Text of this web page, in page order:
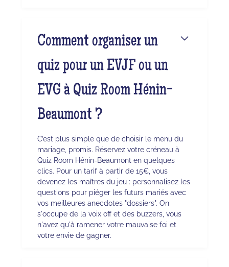
Comment organiser un
quiz pour un EVJF ou un
EVG à Quiz Room Hénin-
Beaumont ?
C’est plus simple que de choisir le menu du
mariage, promis. Réservez votre créneau à
Quiz Room Hénin-Beaumont en quelques
clics. Pour un tarif à partir de 15€, vous
devenez les maîtres du jeu : personnalisez les
questions pour piéger les futurs mariés avec
vos meilleures anecdotes "dossiers". On
s'occupe de la voix off et des buzzers, vous
n'avez qu'à ramener votre mauvaise foi et
votre envie de gagner.